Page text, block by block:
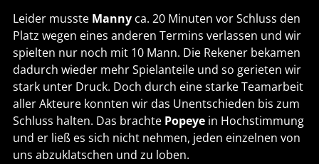
Leider musste Mannyca. 20 Minuten vor Schluss den
Platz wegen eines anderen Termins verlassen und wir
spielten nur noch mit 10 Mann. Die Rekener bekamen
dadurch wieder mehr Spielanteile und so gerieten wir
stark unter Druck. Doch durch eine starke Teamarbeit
aller Akteure konnten wir das Unentschieden bis zum
Schluss halten. Das brachte Popeyein Hochstimmung
und er ließ es sich nicht nehmen, jeden einzelnen von
uns abzuklatschen und zu loben.